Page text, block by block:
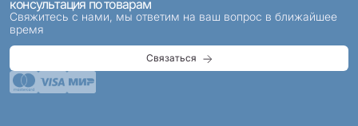
консультация по товарам
Свяжитесь с нами, мы ответим на ваш вопрос в ближайшее
время
Связаться